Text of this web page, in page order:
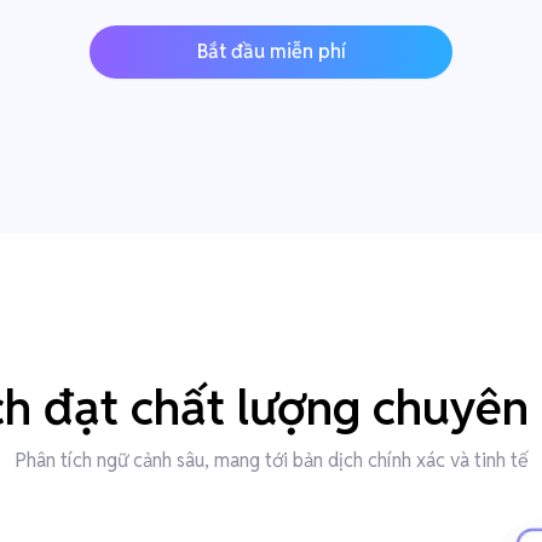
Bắt đầu miễn phí
đạt chất lượng chuyên
Phân tích ngữ cảnh sâu, mang tới bản dịch chính xác và tinh tế